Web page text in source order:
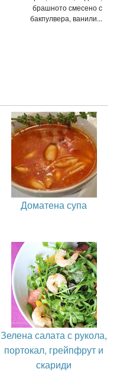
брашното смесено с
бакпулвера, ванили...
Доматена супа
Зелена салата с рукола,
портокал, грейпфрут и
скариди